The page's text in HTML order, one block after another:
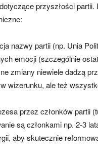
przyszłości
nazwy partii (np. Unia
emocji (szczególnie
zmiany niewiele dadzą
wizerunku, ale też
przez członków partii
są członkami np. 2-3
aby skutecznie